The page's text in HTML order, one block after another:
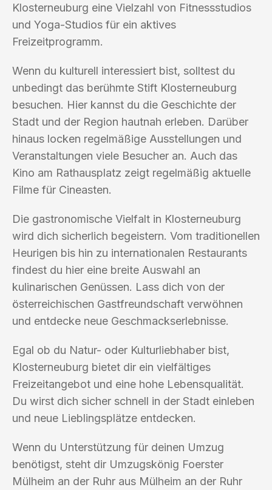
Klosterneuburg eine Vielzahl von Fitnessstudios
und Yoga-Studios für ein aktives
Freizeitprogramm.
Wenn du kulturell interessiert bist, solltest du
unbedingt das berühmte Stift Klosterneuburg
besuchen. Hier kannst du die Geschichte der
Stadt und der Region hautnah erleben. Darüber
hinaus locken regelmäßige Ausstellungen und
Veranstaltungen viele Besucher an. Auch das
Kino am Rathausplatz zeigt regelmäßig aktuelle
Filme für Cineasten.
Die gastronomische Vielfalt in Klosterneuburg
wird dich sicherlich begeistern. Vom traditionellen
Heurigen bis hin zu internationalen Restaurants
findest du hier eine breite Auswahl an
kulinarischen Genüssen. Lass dich von der
österreichischen Gastfreundschaft verwöhnen
und entdecke neue Geschmackserlebnisse.
Egal ob du Natur- oder Kulturliebhaber bist,
Klosterneuburg bietet dir ein vielfältiges
Freizeitangebot und eine hohe Lebensqualität.
Du wirst dich sicher schnell in der Stadt einleben
und neue Lieblingsplätze entdecken.
Wenn du Unterstützung für deinen Umzug
benötigst, steht dir Umzugskönig Foerster
Mülheim an der Ruhr aus Mülheim an der Ruhr